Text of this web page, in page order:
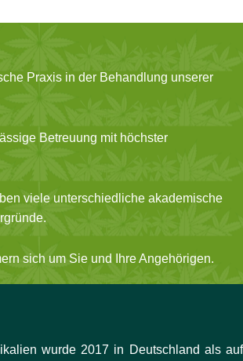
Praxis in der Behandlung unserer
Betreuung mit höchster
viele unterschiedliche akademische
sich um Sie und Ihre Angehörigen.
wurde 2017 in Deutschland als auf